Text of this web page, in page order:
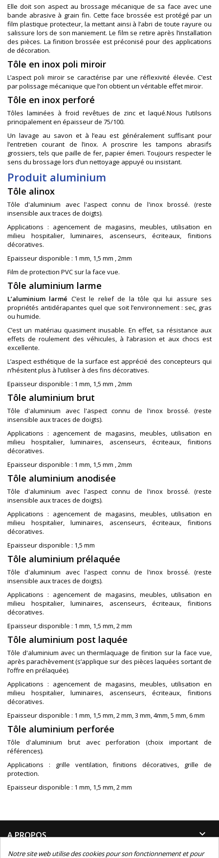
Elle doit son aspect au brossage mécanique de sa face avec une
bande abrasive à grain fin. Cette face brossée est protégé par un
film plastique protecteur, la mettant ainsi à l’abri de toute rayure ou
salissure lors de son maniement. Le film se retire après l’installation
des pièces. La finition brossée est préconisé pour des applications
de décoration.
Tôle en inox poli miroir
L’aspect poli miroir se caractérise par une réflexivité élevée. C’est
par polissage mécanique que l’on obtient un véritable effet miroir.
Tôle en inox perforé
Tôles laminées à froid revêtues de zinc et laqué.Nous l’utilsons
principalement en épaisseur de 75/100.
Un lavage au savon et à l’eau est généralement suffisant pour
l’entretien courant de l’inox. A proscrire les tampons abrasifs
grossiers, tels que paille de fer, papier émeri. Toujours respecter le
sens du brossage lors d’un nettoyage appuyé ou insistant.
Produit aluminium
Tôle alinox
Tôle d'aluminium avec l'aspect connu de l'inox brossé. (reste
insensible aux traces de doigts).
Applications : agencement de magasins, meubles, utilisation en
milieu hospitalier, luminaires, ascenseurs, écriteaux, finitions
décoratives.
Epaisseur disponible : 1 mm, 1,5 mm , 2mm
Film de protection PVC sur la face vue.
Tôle aluminium larme
L’aluminium larmé C’est le relief de la tôle qui lui assure ses
propriétés antidérapantes quel que soit l’environnement : sec, gras
ou humide.
C’est un matériau quasiment inusable. En effet, sa résistance aux
effets de roulement des véhicules, à l’abrasion et aux chocs est
excellente.
L’aspect esthétique de la surface est apprécié des concepteurs qui
n’hésitent plus à l’utiliser à des fins décoratives.
Epaisseur disponible : 1 mm, 1,5 mm , 2mm
Tôle aluminium brut
Tôle d'aluminium avec l'aspect connu de l'inox brossé. (reste
insensible aux traces de doigts).
Applications : agencement de magasins, meubles, utilisation en
milieu hospitalier, luminaires, ascenseurs, écriteaux, finitions
décoratives.
Epaisseur disponible : 1 mm, 1,5 mm , 2mm
Tôle aluminium anodisée
Tôle d'aluminium avec l'aspect connu de l'inox brossé. (reste
insensible aux traces de doigts).
Applications : agencement de magasins, meubles, utilisation en
milieu hospitalier, luminaires, ascenseurs, écriteaux, finitions
décoratives.
Epaisseur disponible : 1,5 mm
Tôle aluminium prélaquée
Tôle d'aluminium avec l'aspect connu de l'inox brossé. (reste
insensible aux traces de doigts).
Applications : agencement de magasins, meubles, utilisation en
milieu hospitalier, luminaires, ascenseurs, écriteaux, finitions
décoratives.
Epaisseur disponible : 1 mm, 1,5 mm, 2 mm
Tôle aluminium post laquée
Tôle d'aluminium avec un thermlaquage de finition sur la face vue,
après parachèvement (s’applique sur des pièces laquées sortant de
l’offre en prélaquée).
Applications : agencement de magasins, meubles, utilisation en
milieu hospitalier, luminaires, ascenseurs, écriteaux, finitions
décoratives.
Epaisseur disponible : 1 mm, 1,5 mm, 2 mm, 3 mm, 4mm, 5 mm, 6 mm
Tôle aluminium perforée
Tôle d'aluminium brut avec perforation (choix important de
références).
Applications : grille ventilation, finitions décoratives, grille de
protection.
Epaisseur disponible : 1 mm, 1,5 mm, 2 mm
A PROPOS 
Notre site web utilise des cookies pour son fonctionnement et pour